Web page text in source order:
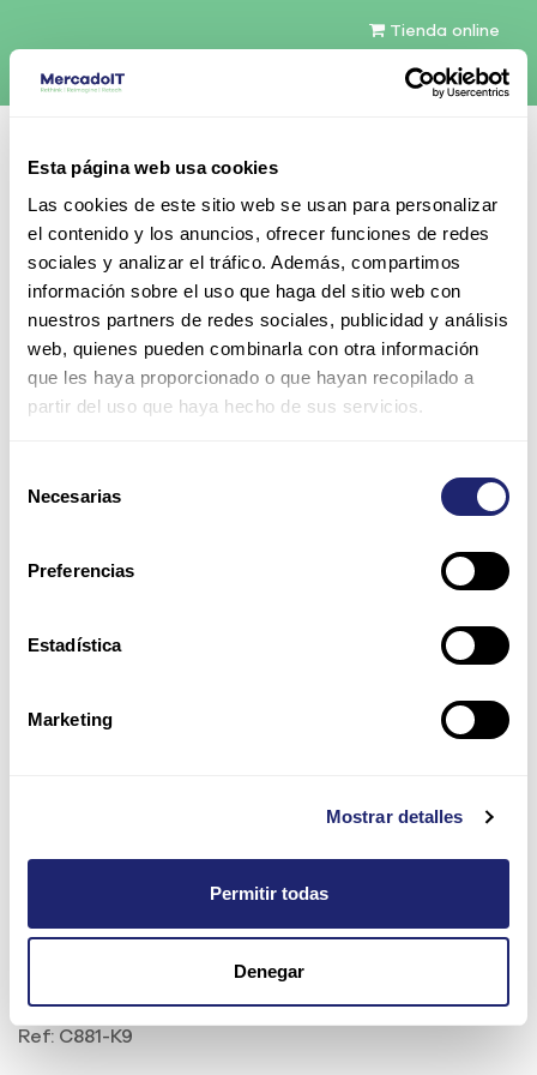
Esta página web usa cookies
Las cookies de este sitio web se usan para personalizar
el contenido y los anuncios, ofrecer funciones de redes
sociales y analizar el tráfico. Además, compartimos
información sobre el uso que haga del sitio web con
nuestros partners de redes sociales, publicidad y análisis
web, quienes pueden combinarla con otra información
que les haya proporcionado o que hayan recopilado a
partir del uso que haya hecho de sus servicios.
Necesarias
Preferencias
Estadística
Marketing
Mostrar detalles
Permitir todas
Denegar
Tienda online
Español
Contáctenos
Todos los productos
Cisco 881 ISR Ethernet Security Router
Security Router
Ref: C881-K9